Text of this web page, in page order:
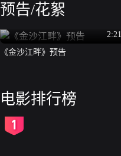
预告/花絮
2:21
《金沙江畔》预告
电影排行榜